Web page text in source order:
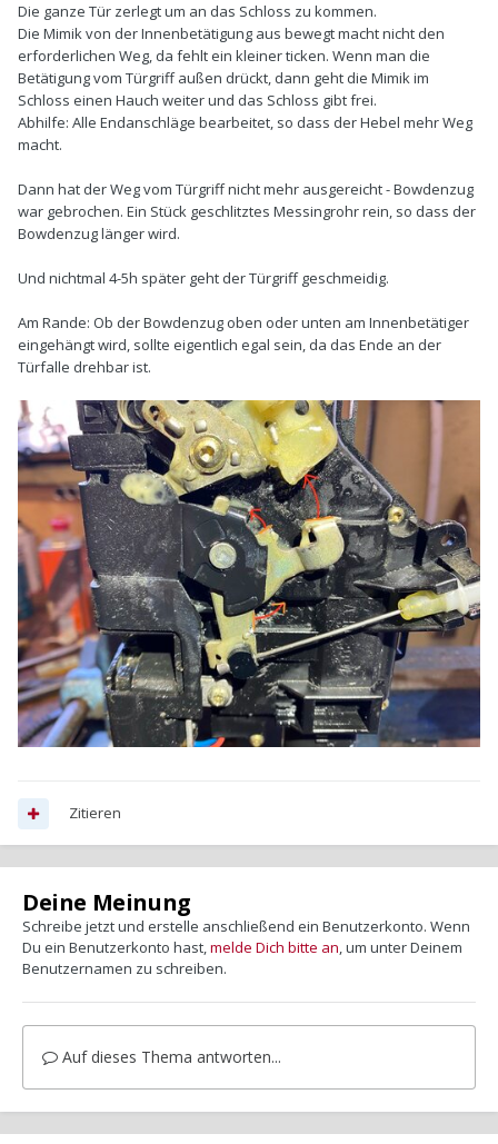
Die ganze Tür zerlegt um an das Schloss zu kommen.
Die Mimik von der Innenbetätigung aus bewegt macht nicht den
erforderlichen Weg, da fehlt ein kleiner ticken. Wenn man die
Betätigung vom Türgriff außen drückt, dann geht die Mimik im
Schloss einen Hauch weiter und das Schloss gibt frei.
Abhilfe: Alle Endanschläge bearbeitet, so dass der Hebel mehr Weg
macht.
Dann hat der Weg vom Türgriff nicht mehr ausgereicht - Bowdenzug
war gebrochen. Ein Stück geschlitztes Messingrohr rein, so dass der
Bowdenzug länger wird.
Und nichtmal 4-5h später geht der Türgriff geschmeidig.
Am Rande: Ob der Bowdenzug oben oder unten am Innenbetätiger
eingehängt wird, sollte eigentlich egal sein, da das Ende an der
Türfalle drehbar ist.
Zitieren
Deine Meinung
Schreibe jetzt und erstelle anschließend ein Benutzerkonto. Wenn
Du ein Benutzerkonto hast,melde Dich bitte an, um unter Deinem
Benutzernamen zu schreiben.
Auf dieses Thema antworten...